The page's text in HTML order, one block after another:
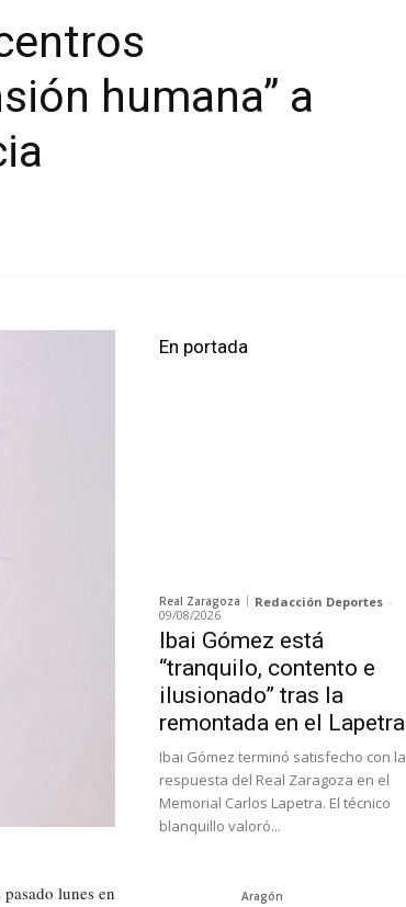
humana” a
lunes en
En portada
Real Zaragoza Redacción Deportes -
09/08/2026
Ibai Gómez está
“tranquilo, contento e
ilusionado” tras la
remontada en el Lapetra
Ibai Gómez terminó satisfecho con la
respuesta del Real Zaragoza en el
Memorial Carlos Lapetra. El técnico
blanquillo valoró...
Aragón